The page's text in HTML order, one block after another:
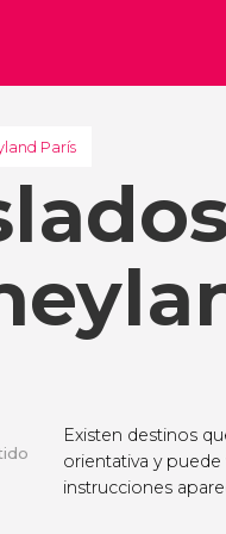
París
Existen destinos
orientativa y
instrucciones